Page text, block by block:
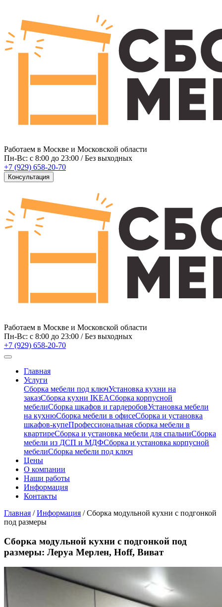
Работаем в Москве и Московской области
Пн-Вс: c 8:00 до 23:00 / Без выходных
+7 (929) 658-20-70
Консультация
Работаем в Москве и Московской области
Пн-Вс: c 8:00 до 23:00 / Без выходных
+7 (929) 658-20-70
Главная
Услуги
Сборка мебели под ключУстановка кухни на
заказСборка кухни IKEAСборка корпусной
мебелиСборка шкафов и гардеробовУстановка мебели
на кухнюСборка мебели в офисеСборка и установка
шкафов-купеПрофессиональная сборка мебели в
квартиреСборка и установка мебели для спальниСборка
мебели из ДСП и МДФСборка и установка корпусной
мебелиСборка мебели под ключ
Цены
О компании
Наши работы
Информация
Контакты
Главная / Информация / Сборка модульной кухни с подгонкой
под размеры
Сборка модульной кухни с подгонкой под
размеры: Леруа Мерлен, Hoff, Виват